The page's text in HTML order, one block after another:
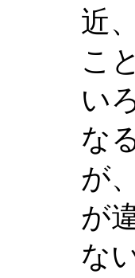
近
こ
い
な
が
が
な